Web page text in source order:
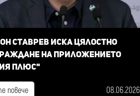
Ставрев иска цялостно
на приложението
плюс"
повече 08.06.2026